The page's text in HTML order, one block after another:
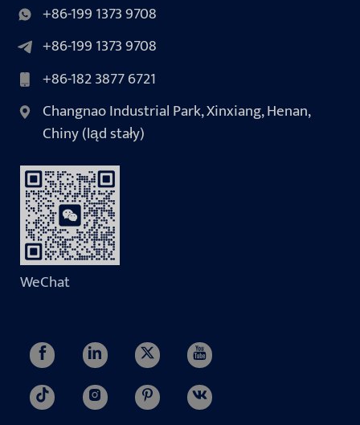
+86-199 1373 9708
+86-199 1373 9708
+86-182 3877 6721
Changnao Industrial Park, Xinxiang, Henan,
Chiny (ląd stały)
WeChat